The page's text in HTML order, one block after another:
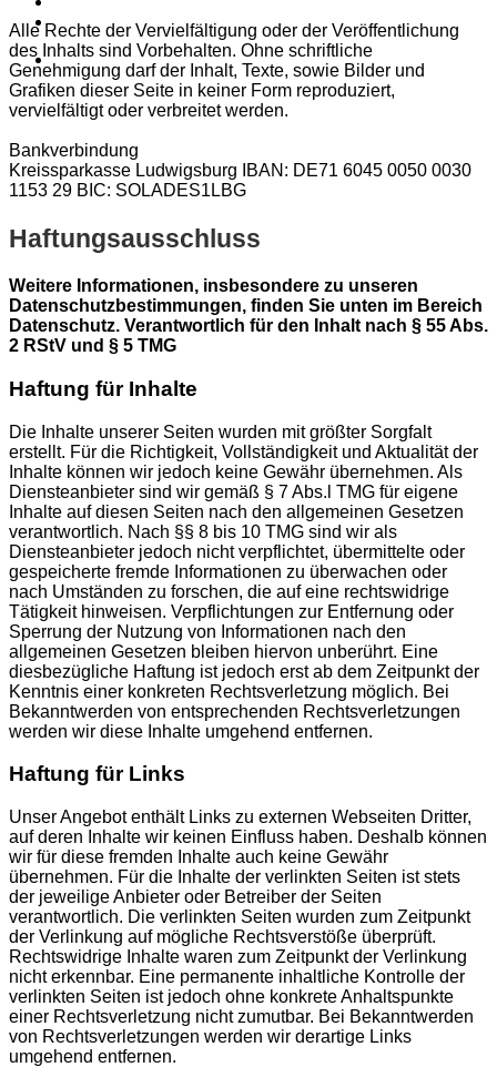
Alle Rechte der Vervielfältigung oder der Veröffentlichung
des Inhalts sind Vorbehalten. Ohne schriftliche
Genehmigung darf der Inhalt, Texte, sowie Bilder und
Grafiken dieser Seite in keiner Form reproduziert,
vervielfältigt oder verbreitet werden.
Bankverbindung
Kreissparkasse Ludwigsburg IBAN: DE71 6045 0050 0030
1153 29 BIC: SOLADES1LBG
Haftungsausschluss
Weitere Informationen, insbesondere zu unseren
Datenschutzbestimmungen, finden Sie unten im Bereich
Datenschutz. Verantwortlich für den Inhalt nach § 55 Abs.
2 RStV und § 5 TMG
Haftung für Inhalte
Die Inhalte unserer Seiten wurden mit größter Sorgfalt
erstellt. Für die Richtigkeit, Vollständigkeit und Aktualität der
Inhalte können wir jedoch keine Gewähr übernehmen. Als
Diensteanbieter sind wir gemäß § 7 Abs.l TMG für eigene
Inhalte auf diesen Seiten nach den allgemeinen Gesetzen
verantwortlich. Nach §§ 8 bis 10 TMG sind wir als
Diensteanbieter jedoch nicht verpflichtet, übermittelte oder
gespeicherte fremde Informationen zu überwachen oder
nach Umständen zu forschen, die auf eine rechtswidrige
Tätigkeit hinweisen. Verpflichtungen zur Entfernung oder
Sperrung der Nutzung von Informationen nach den
allgemeinen Gesetzen bleiben hiervon unberührt. Eine
diesbezügliche Haftung ist jedoch erst ab dem Zeitpunkt der
Kenntnis einer konkreten Rechtsverletzung möglich. Bei
Bekanntwerden von entsprechenden Rechtsverletzungen
werden wir diese Inhalte umgehend entfernen.
Haftung für Links
Unser Angebot enthält Links zu externen Webseiten Dritter,
auf deren Inhalte wir keinen Einfluss haben. Deshalb können
wir für diese fremden Inhalte auch keine Gewähr
übernehmen. Für die Inhalte der verlinkten Seiten ist stets
der jeweilige Anbieter oder Betreiber der Seiten
verantwortlich. Die verlinkten Seiten wurden zum Zeitpunkt
der Verlinkung auf mögliche Rechtsverstöße überprüft.
Rechtswidrige Inhalte waren zum Zeitpunkt der Verlinkung
nicht erkennbar. Eine permanente inhaltliche Kontrolle der
verlinkten Seiten ist jedoch ohne konkrete Anhaltspunkte
einer Rechtsverletzung nicht zumutbar. Bei Bekanntwerden
von Rechtsverletzungen werden wir derartige Links
umgehend entfernen.